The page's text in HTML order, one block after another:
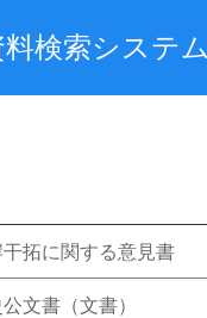
検索システ
拓に関する意見書
文書（文書）